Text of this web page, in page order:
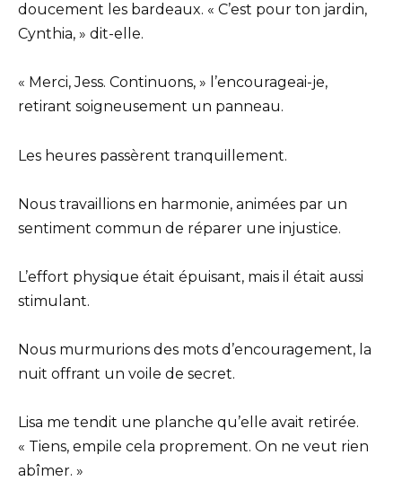
doucement les bardeaux. « C’est pour ton jardin,
Cynthia, » dit-elle.
« Merci, Jess. Continuons, » l’encourageai-je,
retirant soigneusement un panneau.
Les heures passèrent tranquillement.
Nous travaillions en harmonie, animées par un
sentiment commun de réparer une injustice.
L’effort physique était épuisant, mais il était aussi
stimulant.
Nous murmurions des mots d’encouragement, la
nuit offrant un voile de secret.
Lisa me tendit une planche qu’elle avait retirée.
« Tiens, empile cela proprement. On ne veut rien
abîmer. »